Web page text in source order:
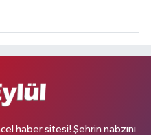
haber sitesi! Şehrin nabzını